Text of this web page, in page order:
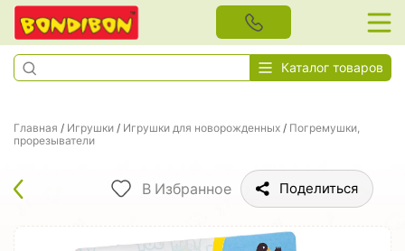
Каталог товаров
Главная / Игрушки / Игрушки для новорожденных / Погремушки,
прорезыватели
В Избранное Поделиться